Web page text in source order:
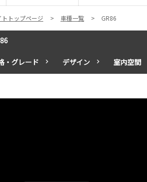
トトップページ 車種一覧 GR86
・グレード デザイン 室内空間